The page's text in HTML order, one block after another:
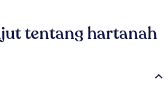
tentang hartanah